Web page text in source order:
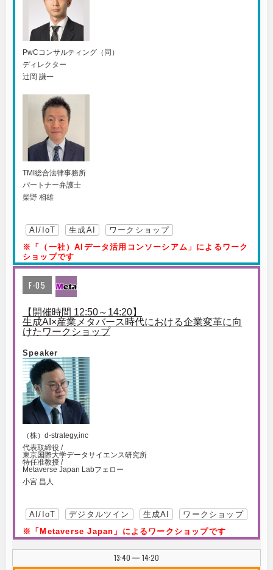
PwCコンサルティング（同）
ディレクター
辻岡 謙一
TMI総合法律事務所
パートナー弁護士
柴野 相雄
AI/IoT 生成AI
ワークショップ
※「（一社）AIデータ活用コンソーシアム」によるワーク
ショップです
F-05
【開催時間 12:50～14:20】
生成AI×産業メタバース時代における企業変革に向
けたワークショップ
Speaker
（株）d-strategy,inc
代表取締役 /
東京国際大学データサイエンス研究所
特任准教授 /
Metaverse Japan Labフェロー
小宮 昌人
AI/IoT デジタルツイン 生成AI
ワークショップ
※「Metaverse Japan」によるワークショップです
13:40 | 14:20